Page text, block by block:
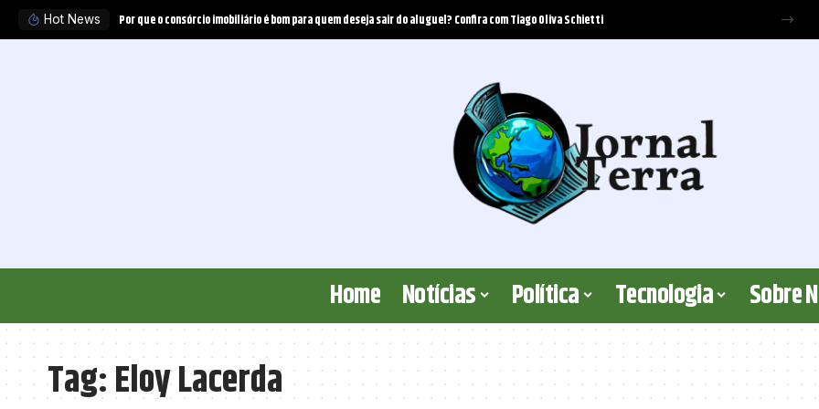
Hot News Por que o consórcio imobiliário é bom para quem deseja sair do aluguel? Confira com Tiago Oliva Schietti
Home Notícias Política Tecnologia Sobre
Tag:Eloy Lacerda